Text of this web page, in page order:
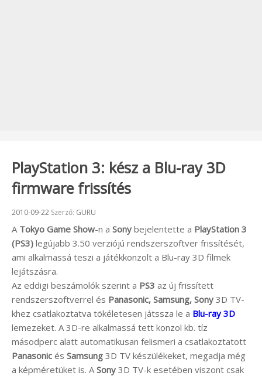
PlayStation 3: kész a Blu-ray 3D
firmware frissítés
Beküldve:
2010-09-22 Szerző: GURU
A Tokyo Game Show-n a Sony bejelentette a PlayStation 3
(PS3) legújabb 3.50 verziójú rendszerszoftver frissítését,
ami alkalmassá teszi a játékkonzolt a Blu-ray 3D filmek
lejátszásra.
Az eddigi beszámolók szerint a PS3 az új frissített
rendszerszoftverrel és Panasonic, Samsung, Sony 3D TV-
khez csatlakoztatva tökéletesen játssza le a Blu-ray 3D
lemezeket. A 3D-re alkalmassá tett konzol kb. tíz
másodperc alatt automatikusan felismeri a csatlakoztatott
Panasonic és Samsung 3D TV készülékeket, megadja még
a képméretüket is. A Sony 3D TV-k esetében viszont csak